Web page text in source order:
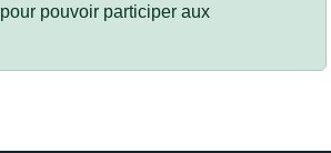
pour pouvoir participer aux